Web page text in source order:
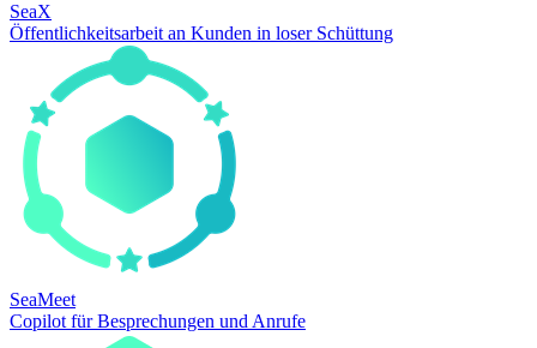
SeaX
Öffentlichkeitsarbeit an Kunden in loser Schüttung
SeaMeet
Copilot für Besprechungen und Anrufe